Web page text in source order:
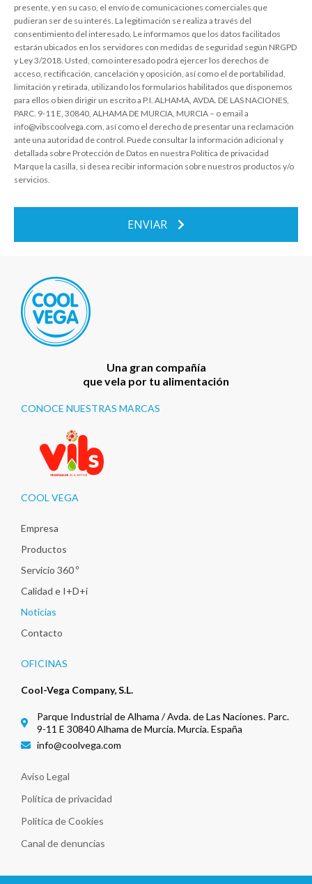
presente, y en su caso, el envío de comunicaciones comerciales que
pudieran ser de su interés. La legitimación se realiza a través del
consentimiento del interesado. Le informamos que los datos facilitados
estarán ubicados en los servidores con medidas de seguridad según NRGPD
y Ley 3/2018. Usted, como interesado podrá ejercer los derechos de
acceso, rectificación, cancelación y oposición, así como el de portabilidad,
limitación y retirada, utilizando los formularios habilitados que disponemos
para ellos o bien dirigir un escrito a P.I. ALHAMA, AVDA. DE LAS NACIONES,
PARC. 9-11 E, 30840, ALHAMA DE MURCIA, MURCIA – o email a
info@vibscoolvega.com, así como el derecho de presentar una reclamación
ante una autoridad de control. Puede consultar la información adicional y
detallada sobre Protección de Datos en nuestra Política de privacidad
Marque la casilla, si desea recibir información sobre nuestros productos y/o
servicios.
ENVIAR
Una gran compañía
que vela por tu alimentación
CONOCE NUESTRAS MARCAS
COOL VEGA
Empresa
Productos
Servicio 360 º
Calidad e I+D+i
Noticias
Contacto
OFICINAS
Cool-Vega Company, S.L.
Parque Industrial de Alhama / Avda. de Las Naciones. Parc.
9-11 E 30840 Alhama de Murcia. Murcia. España
info@coolvega.com
Aviso Legal
Política de privacidad
Política de Cookies
Canal de denuncias